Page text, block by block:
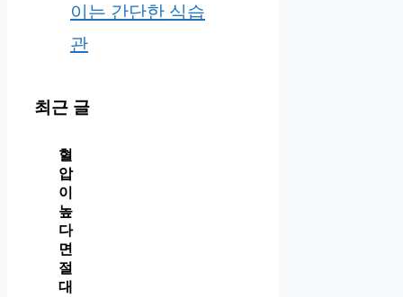
이는 간단한 식습
관
최근 글
혈
압
이
높
다
면
절
대